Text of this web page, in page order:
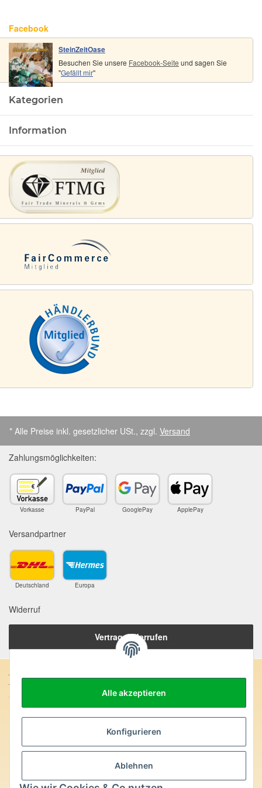
Alle akzeptieren
Konfigurieren
Ablehnen
Facebook
SteinZeitOase
Besuchen Sie unsere Facebook-Seite und sagen Sie
"Gefällt mir"
Kategorien
Information
* Alle Preise inkl. gesetzlicher USt., zzgl. Versand
Zahlungsmöglichkeiten:
Vorkasse PayPal GooglePay ApplePay
Versandpartner
Deutschland Europa
Widerruf
Vertrag widerrufen
Anschrift:
SteinZeitOase
Frau Karin Philippin
Uhlandstr. 7
Heilversprechen:
Edelsteine und Mineralien werden im esoterischen Bereich
besondere Kräfte und Eigenschaften zugeordnet. Wir weisen